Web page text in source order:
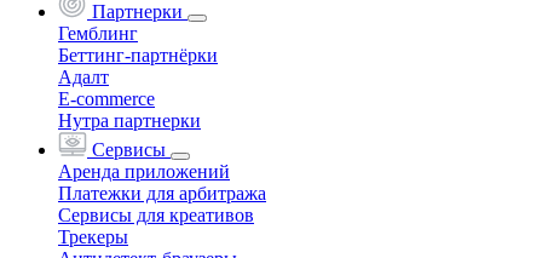
Партнерки
Гемблинг
Беттинг-партнёрки
Адалт
E-commerce
Нутра партнерки
Сервисы
Аренда приложений
Платежки для арбитража
Сервисы для креативов
Трекеры